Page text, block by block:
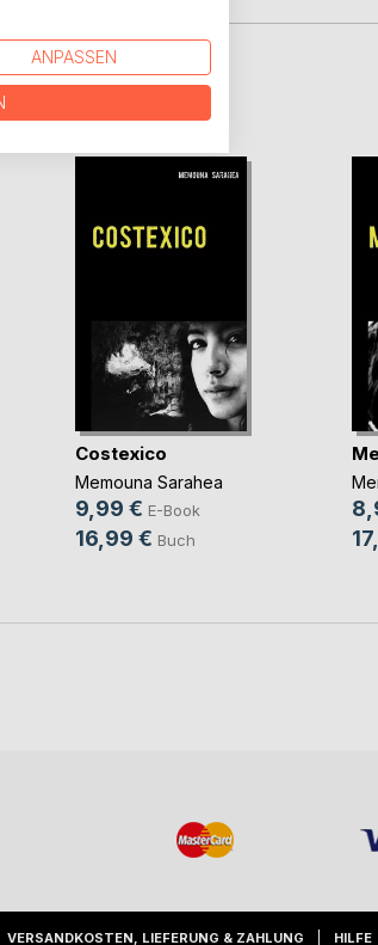
BEIBoD
Costexico
Memouna Sarahea
9,99 € E-Book
16,99 € Buch
VERSANDKOSTEN, LIEFERUNG & ZAHLUNG HILFE
ANPASSEN